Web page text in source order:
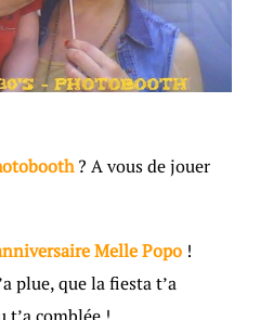
? A vous de jouer
Melle Popo !
plue, que la fiesta t’a